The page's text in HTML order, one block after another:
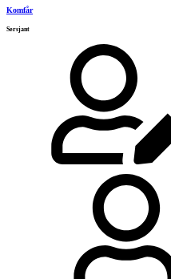
Komfår
Sersjant